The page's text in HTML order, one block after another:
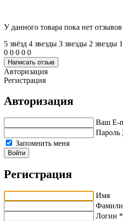
У данного товара пока нет отзывов
5 звёзд 4 звeзды 3 звeзды 2 звeзды
0 0 0 0 0
Написать отзыв
Авторизация
Регистрация
Авторизация
Ваш E-
Пароль
Запомнить меня
Войти
Регистрация
Имя
Логин *